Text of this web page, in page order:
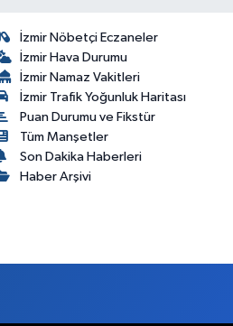
İzmir Nöbetçi Eczaneler
İzmir Hava Durumu
İzmir Namaz Vakitleri
İzmir Trafik Yoğunluk Haritası
Puan Durumu ve Fikstür
Tüm Manşetler
Son Dakika Haberleri
Haber Arşivi